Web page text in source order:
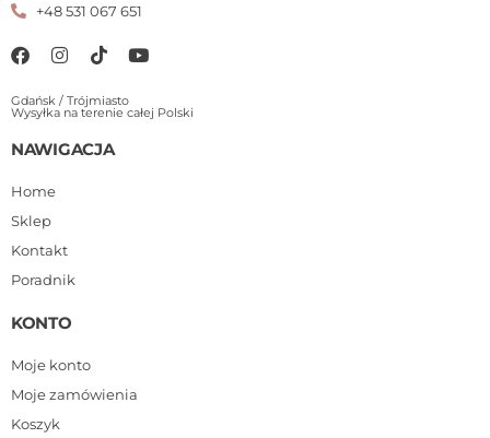
+48 531 067 651
Gdańsk / Trójmiasto
Wysyłka na terenie całej Polski
NAWIGACJA
Home
Sklep
Kontakt
Poradnik
KONTO
Moje konto
Moje zamówienia
Koszyk